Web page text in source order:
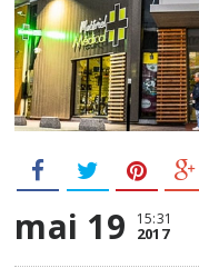
mai 19 15:31
2017